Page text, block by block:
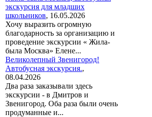
экскурсия для младших
школьников, 16.05.2026
Хочу выразить огромную
благодарность за организацию и
проведение экскурсии « Жила-
была Москва» Елене...
Великолепный Звенигород!
Автобусная экскурсия.,
08.04.2026
Два раза заказывали здесь
экскурсии - в Дмитров и
Звенигород. Оба раза были очень
продуманные и...